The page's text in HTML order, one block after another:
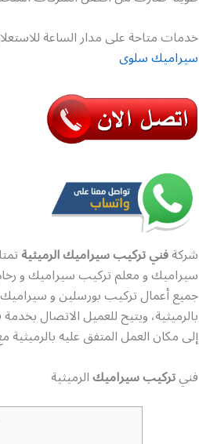
خدمات متاحة على مدار الساعة
سيراميك سلوى
شركةفني تركيب سيراميك الرميثية
سيراميك و معلم تركيب سيراميك و رخام
بالرميثية، ويتيح للعميل الاتصال
إلى مكان العمل المتفق عليه
فنيتركيب سيراميكالرميثية